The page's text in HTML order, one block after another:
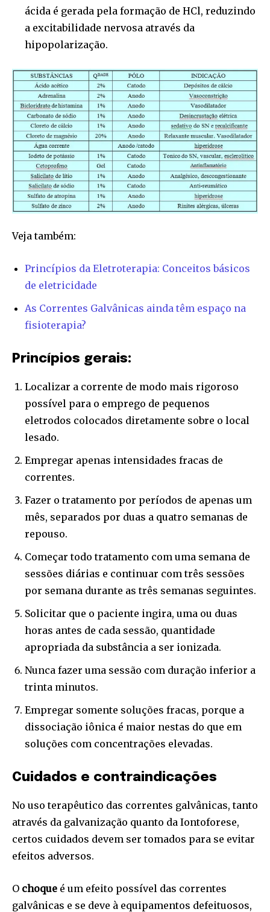
ácida é gerada pela formação de HCl, reduzindo
a excitabilidade nervosa através da
hipopolarização.
Veja também:
Princípios da Eletroterapia: Conceitos básicos
de eletricidade
As Correntes Galvânicas ainda têm espaço na
fisioterapia?
Princípios gerais:
Localizar a corrente de modo mais rigoroso
possível para o emprego de pequenos
eletrodos colocados diretamente sobre o local
lesado.
Empregar apenas intensidades fracas de
correntes.
Fazer o tratamento por períodos de apenas um
mês, separados por duas a quatro semanas de
repouso.
Começar todo tratamento com uma semana de
sessões diárias e continuar com três sessões
por semana durante as três semanas seguintes.
Solicitar que o paciente ingira, uma ou duas
horas antes de cada sessão, quantidade
apropriada da substância a ser ionizada.
Nunca fazer uma sessão com duração inferior a
trinta minutos.
Empregar somente soluções fracas, porque a
dissociação iônica é maior nestas do que em
soluções com concentrações elevadas.
Cuidados e contraindicações
No uso terapêutico das correntes galvânicas, tanto
através da galvanização quanto da Iontoforese,
certos cuidados devem ser tomados para se evitar
efeitos adversos.
O choque é um efeito possível das correntes
galvânicas e se deve à equipamentos defeituosos,